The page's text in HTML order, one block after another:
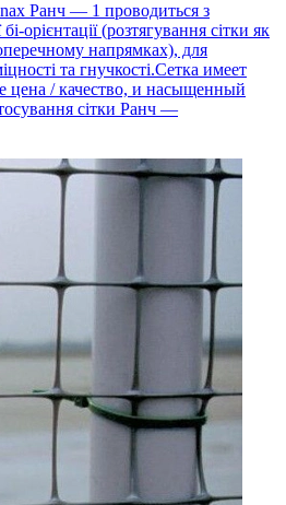
Ранч — 1 проводиться з
орієнтації (розтягування сітки як
напрямках), для
та гнучкості.Сетка имеет
цена / качество, и насыщенный
сітки Ранч —